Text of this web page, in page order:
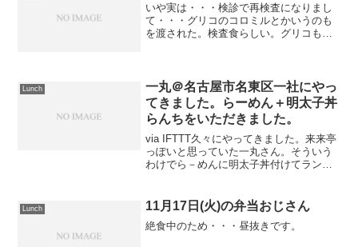
いや実は・・・検診で再検査になりまし
て・・・グリコのコロミルとかいうのも
を渡された。検査食らしい。グリコも手
が・・・おやつにビスコが付い...
Lunch
一丸＠名古屋市名東区一社にやっ
てきました。らーめん＋明太子丼
らんちをいただきました。
via IFTTT久々にやってきました。来来亭
っぽいと思っていた一丸さん。そういう
わけでら－めんに明太子丼付けてランチ
で、また食べに来よう。明太子丼もがっ
つりですな。まあ...
Lunch 11月17日(火)の弁当おじさん
絶食中のため・・・昼抜きです。